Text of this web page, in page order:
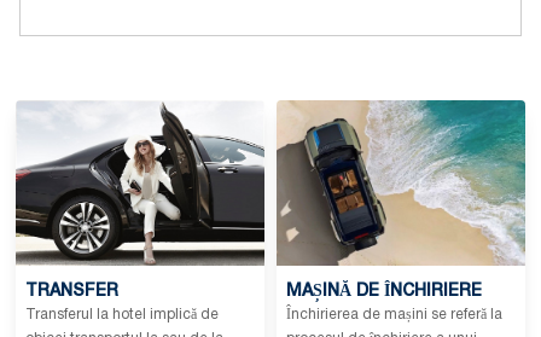
TRANSFER
Transferul la hotel implică de
MAȘINĂ DE ÎNCHIRIERE
Închirierea de mașini se referă la